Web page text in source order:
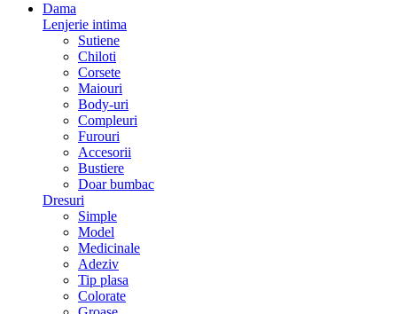
Dama
Lenjerie intima
Sutiene
Chiloti
Corsete
Maiouri
Body-uri
Compleuri
Furouri
Accesorii
Bustiere
Doar bumbac
Dresuri
Simple
Model
Medicinale
Adeziv
Tip plasa
Colorate